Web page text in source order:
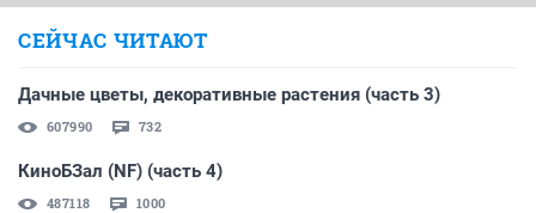
СЕЙЧАС ЧИТАЮТ
Дачные цветы, декоративные растения (часть 3)
607990 732
КиноБЗал (NF) (часть 4)
487118 1000